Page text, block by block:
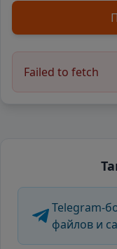
Failed to fetch
Telegram-
файлов и